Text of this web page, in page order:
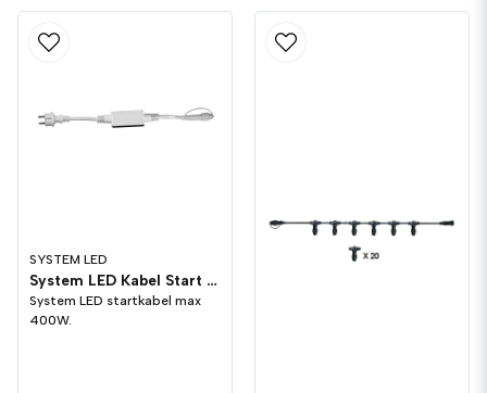
SYSTEM LED
System LED Kabel Start Vit
System LED startkabel max
400W.